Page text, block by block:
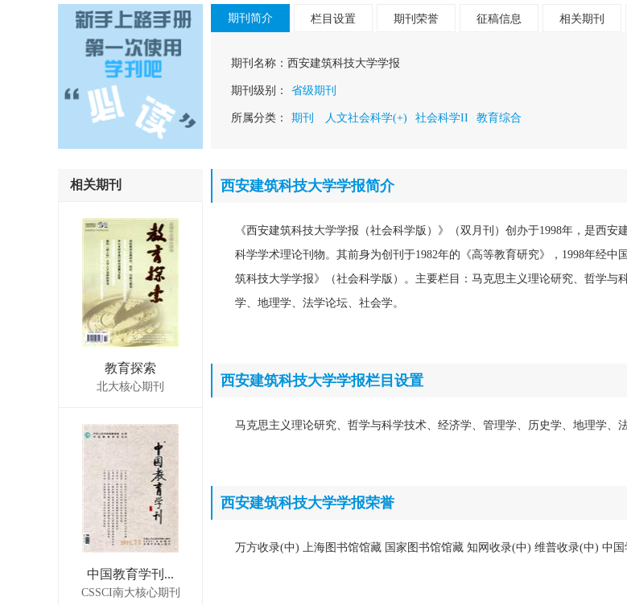
相关期刊
教育探索
北大核心期刊
中国教育学刊...
CSSCI南大核心期刊
期刊简介 栏目设置 期刊荣誉 征稿信息 相关期刊
期刊名称： 西安建筑科技大学学报
期刊级别： 省级期刊
所属分类： 期刊 人文社会科学(+) 社会科学II 教育综合
西安建筑科技大学学报简介
《西安建筑科技大学学报（社会科学版）》（双月刊）创办于1998年，是西安
科学学术理论刊物。其前身为创刊于1982年的《高等教育研究》，1998年经中
筑科技大学学报》（社会科学版）。主要栏目：马克思主义理论研究、哲学与
学、地理学、法学论坛、社会学。
西安建筑科技大学学报栏目设置
马克思主义理论研究、哲学与科学技术、经济学、管理学、历史学、地理学、
西安建筑科技大学学报荣誉
万方收录(中) 上海图书馆馆藏 国家图书馆馆藏 知网收录(中) 维普收录(中) 中